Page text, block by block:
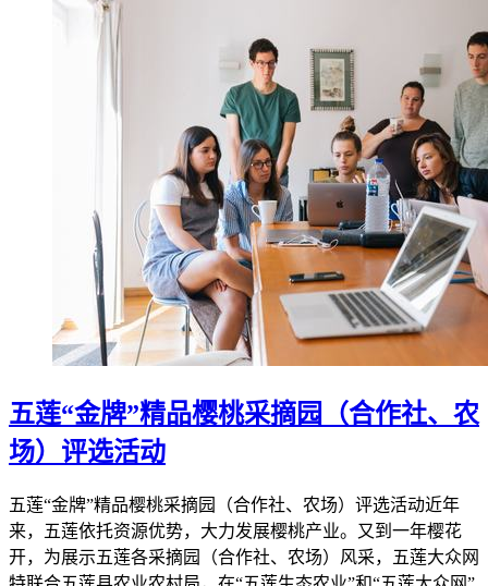
五莲“金牌”精品樱桃采摘园（合作社、农
场）评选活动
五莲“金牌”精品樱桃采摘园（合作社、农场）评选活动近年
来，五莲依托资源优势，大力发展樱桃产业。又到一年樱花
开，为展示五莲各采摘园（合作社、农场）风采，五莲大众网